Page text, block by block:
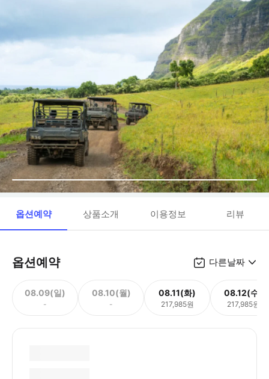
옵션예약 상품소개 이용정보 리뷰
옵션예약 다른날짜
08.09(일)
-
08.10(월)
-
08.11(화)
217,985원
08.12(수)
217,985원